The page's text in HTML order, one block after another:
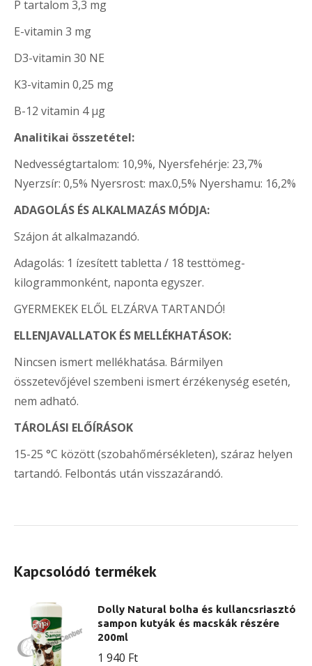
P tartalom 3,3 mg
E-vitamin 3 mg
D3-vitamin 30 NE
K3-vitamin 0,25 mg
B-12 vitamin 4 μg
Analitikai összetétel:
Nedvességtartalom: 10,9%, Nyersfehérje: 23,7%
Nyerzsír: 0,5% Nyersrost: max.0,5% Nyershamu: 16,2%
ADAGOLÁS ÉS ALKALMAZÁS MÓDJA:
Szájon át alkalmazandó.
Adagolás: 1 ízesített tabletta / 18 testtömeg-
kilogrammonként, naponta egyszer.
GYERMEKEK ELŐL ELZÁRVA TARTANDÓ!
ELLENJAVALLATOK ÉS MELLÉKHATÁSOK:
Nincsen ismert mellékhatása. Bármilyen
összetevőjével szembeni ismert érzékenység esetén,
nem adható.
TÁROLÁSI ELŐÍRÁSOK
15-25 °C között (szobahőmérsékleten), száraz helyen
tartandó. Felbontás után visszazárandó.
Kapcsolódó termékek
Dolly Natural bolha és kullancsriasztó
sampon kutyák és macskák részére
200ml
1 940 Ft